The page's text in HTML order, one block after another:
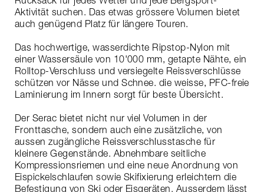
Aktivität suchen. Das etwas grössere Volumen bietet
auch genügend Platz für längere Touren.
Das hochwertige, wasserdichte Ripstop-Nylon mit
einer Wassersäule von 10'000 mm, getapte Nähte, ein
Rolltop-Verschluss und versiegelte Reissverschlüsse
schützen vor Nässe und Schnee. die weisse, PFC-freie
Laminierung im Innern sorgt für beste Übersicht.
Der Serac bietet nicht nur viel Volumen in der
Fronttasche, sondern auch eine zusätzliche, von
aussen zugängliche Reissverschlusstasche für
kleinere Gegenstände. Abnehmbare seitliche
Kompressionsriemen und eine neue Anordnung von
Eispickelschlaufen sowie Skifixierung erleichtern die
Befestigung von Ski oder Eisgeräten. Ausserdem lässt